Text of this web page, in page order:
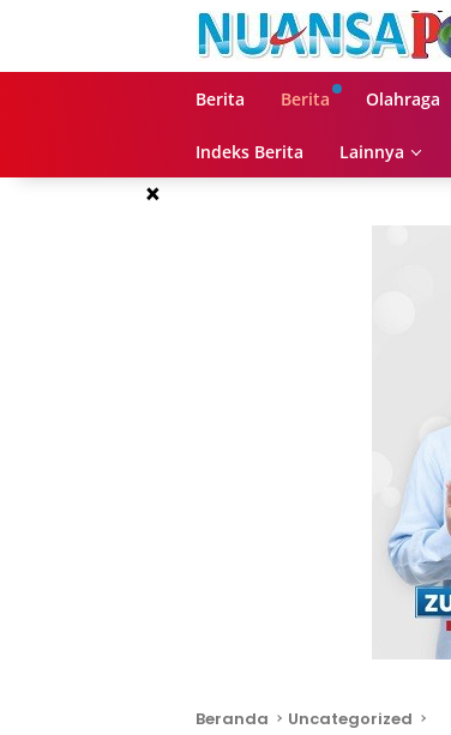
Berita Berita Olahraga
Indeks Berita Lainnya
×
Beranda Uncategorized